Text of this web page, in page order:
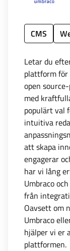
CMS
Letar du
plattform för
open
med
populärt val
intuitiva
att skapa
engagerar
har vi lång
Umbraco
från
Oavsett om
Umbraco
hjälper vi er
plattformen.